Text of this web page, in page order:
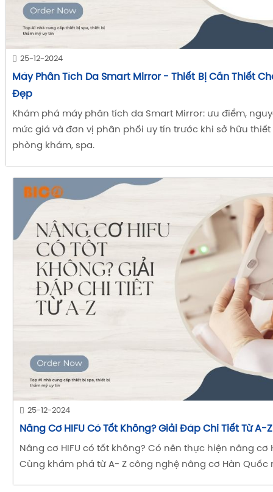
25-12-2024
Máy Phân Tích Da Smart Mirror - Thiết Bị Cần Thiết
Đẹp
Khám phá máy phân tích da Smart Mirror: ưu điểm,
mức giá và đơn vị phân phối uy tín trước khi sở hữu
phòng khám, spa.
25-12-2024
Nâng Cơ HIFU Có Tốt Không? Giải Đáp Chi Tiết Từ A-Z
Nâng cơ HIFU có tốt không? Có nên thực hiện nâng cơ
Cùng khám phá từ A- Z công nghệ nâng cơ Hàn Quốc